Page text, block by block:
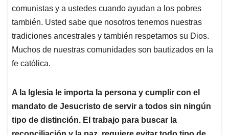
comunistas y a ustedes cuando ayudan a los pobres
también. Usted sabe que nosotros tenemos nuestras
tradiciones ancestrales y también respetamos su Dios.
Muchos de nuestras comunidades son bautizados en la
fe católica.
A la Iglesia le importa la persona y cumplir con el
mandato de Jesucristo de servir a todos sin ningún
tipo de distinción. El trabajo para buscar la